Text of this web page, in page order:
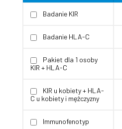
Badanie KIR
Badanie HLA-C
Pakiet dla 1 osoby
KIR + HLA-C
KIR u kobiety + HLA-
C u kobiety i mężczyzny
Immunofenotyp